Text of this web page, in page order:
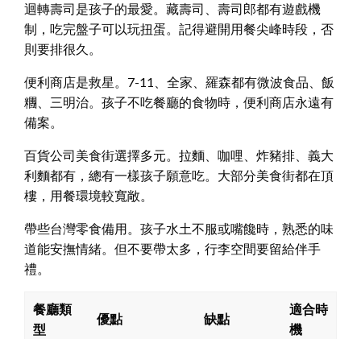
迴轉壽司是孩子的最愛。藏壽司、壽司郎都有遊戲機
制，吃完盤子可以玩扭蛋。記得避開用餐尖峰時段，否
則要排很久。
便利商店是救星。7-11、全家、羅森都有微波食品、飯
糰、三明治。孩子不吃餐廳的食物時，便利商店永遠有
備案。
百貨公司美食街選擇多元。拉麵、咖哩、炸豬排、義大
利麵都有，總有一樣孩子願意吃。大部分美食街都在頂
樓，用餐環境較寬敞。
帶些台灣零食備用。孩子水土不服或嘴饞時，熟悉的味
道能安撫情緒。但不要帶太多，行李空間要留給伴手
禮。
餐廳類
型
優點 缺點
適合時
機